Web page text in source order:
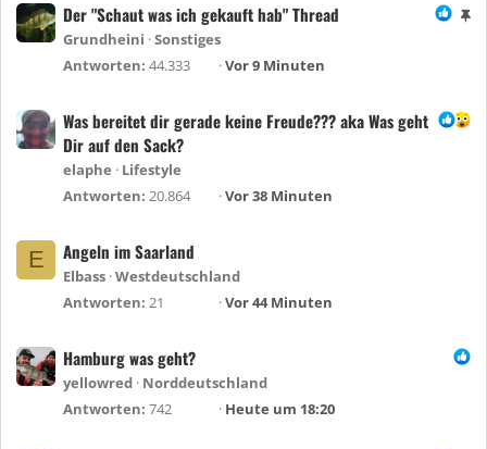
A
Der "Schaut was ich gekauft hab" Thread
Grundheini Sonstiges
Antworten 44.333 Vor 9 Minuten
Was bereitet dir gerade keine Freude??? aka Was geht
Dir auf den Sack?
elaphe
Lifestyle
Antworten 20.864 Vor 38 Minuten
E Angeln im Saarland
Elbass Westdeutschland
Antworten 21 Vor 44 Minuten
Hamburg was geht?
yellowred Norddeutschland
Antworten 742 Heute um 18:20